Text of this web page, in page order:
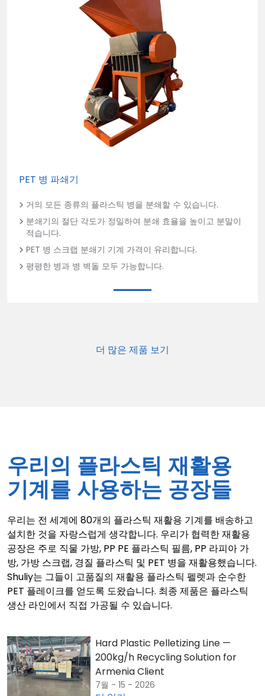
PET 병 파쇄기
거의 모든 종류의 플라스틱 병을 분쇄할 수 있습니다.
분쇄기의 절단 각도가 정밀하여 분쇄 효율을 높이고 분말이
적습니다.
PET 병 스크랩 분쇄기 기계 가격이 유리합니다.
평평한 병과 병 벽돌 모두 가능합니다.
더 많은 제품 보기
우리의 플라스틱 재활용
기계를 사용하는 공장들
우리는 전 세계에 80개의 플라스틱 재활용 기계를 배송하고
설치한 것을 자랑스럽게 생각합니다. 우리가 협력한 재활용
공장은 주로 직물 가방, PP PE 플라스틱 필름, PP 라피아 가
방, 가방 스크랩, 경질 플라스틱 및 PET 병을 재활용했습니다.
Shuliy는 그들이 고품질의 재활용 플라스틱 펠렛과 순수한
PET 플레이크를 얻도록 도왔습니다. 최종 제품은 플라스틱
생산 라인에서 직접 가공될 수 있습니다.
Hard Plastic Pelletizing Line —
200kg/h Recycling Solution for
Armenia Client
7월 - 15 - 2026